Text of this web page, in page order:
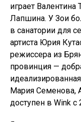
играет
Лапшина. У Зои
в санатории для
артиста Юрия
режиссера из
провинция —
Мария Семенова,
доступен в Wink c